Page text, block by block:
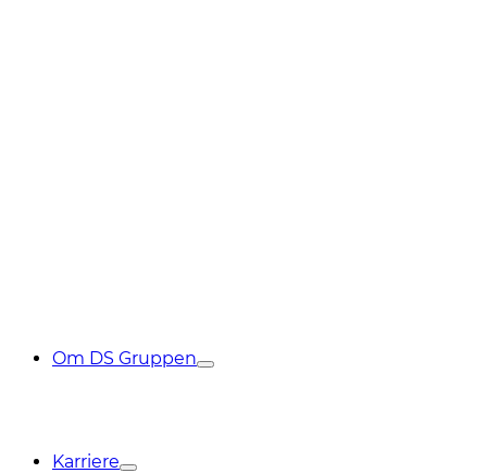
Om DS Gruppen
Karriere